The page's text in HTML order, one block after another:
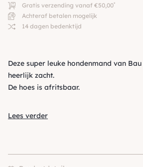
Gratis verzending vanaf €50,00*
Achteraf betalen mogelijk
14 dagen bedenktijd
Deze super leuke hondenmand van
heerlijk zacht.
De hoes is afritsbaar.
Lees verder